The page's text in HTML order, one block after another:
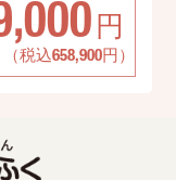
円
（税込658,900円）